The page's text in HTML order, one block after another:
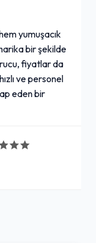
yumuşacık
bir şekilde
fiyatlar da
ve personel
eden bir